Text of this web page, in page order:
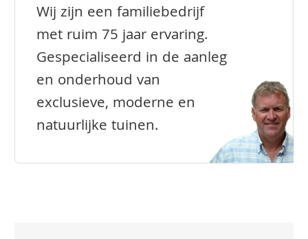
Wij zijn een familiebedrijf
met ruim 75 jaar ervaring.
Gespecialiseerd in de aanleg
en onderhoud van
exclusieve, moderne en
natuurlijke tuinen.